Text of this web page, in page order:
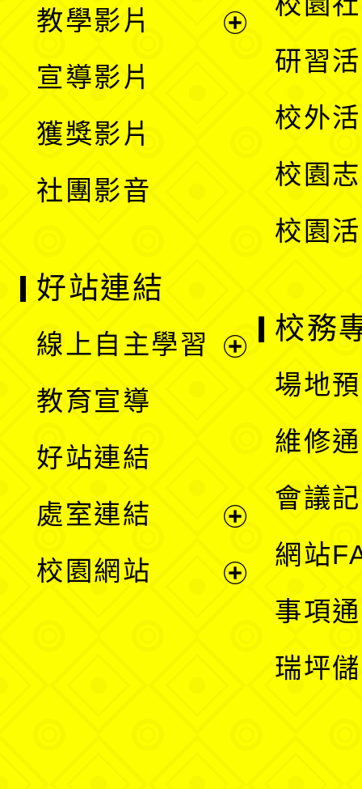
選
教學影片
宣導影片
獲獎影片
社團影音
研習
校外
校園
校園
好站連結
線上自主學習
單
教育宣導
好站連結
處室連結
校園網站
校務
場地
維修
會議
網站
事項
瑞坪